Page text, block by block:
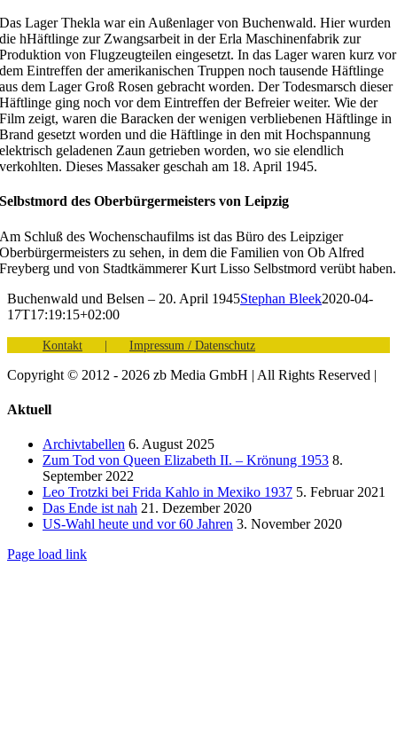
Das Lager Thekla war ein Außenlager von Buchenwald. Hier wurden
die hHäftlinge zur Zwangsarbeit in der Erla Maschinenfabrik zur
Produktion von Flugzeugteilen eingesetzt. In das Lager waren kurz vor
dem Eintreffen der amerikanischen Truppen noch tausende Häftlinge
aus dem Lager Groß Rosen gebracht worden. Der Todesmarsch dieser
Häftlinge ging noch vor dem Eintreffen der Befreier weiter. Wie der
Film zeigt, waren die Baracken der wenigen verbliebenen Häftlinge in
Brand gesetzt worden und die Häftlinge in den mit Hochspannung
elektrisch geladenen Zaun getrieben worden, wo sie elendlich
verkohlten. Dieses Massaker geschah am 18. April 1945.
Selbstmord des Oberbürgermeisters von Leipzig
Am Schluß des Wochenschaufilms ist das Büro des Leipziger
Oberbürgermeisters zu sehen, in dem die Familien von Ob Alfred
Freyberg und von Stadtkämmerer Kurt Lisso Selbstmord verübt haben.
Buchenwald und Belsen – 20. April 1945Stephan Bleek2020-04-
17T17:19:15+02:00
Kontakt Impressum / Datenschutz
Copyright © 2012 - 2026 zb Media GmbH | All Rights Reserved |
Toggle
Area
Aktuell
Archivtabellen 6. August 2025
Zum Tod von Queen Elizabeth II. – Krönung 1953 8.
September 2022
Leo Trotzki bei Frida Kahlo in Mexiko 1937 5. Februar 2021
Das Ende ist nah 21. Dezember 2020
US-Wahl heute und vor 60 Jahren 3. November 2020
Page load link